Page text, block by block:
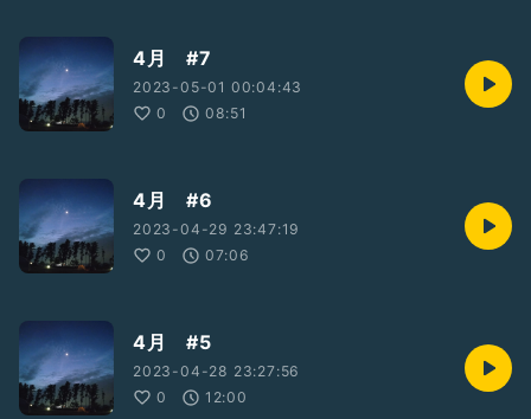
4月 #7
2023-05-01 00:04:43
0
08:51
4月 #6
2023-04-29 23:47:19
0
07:06
4月 #5
2023-04-28 23:27:56
0
12:00